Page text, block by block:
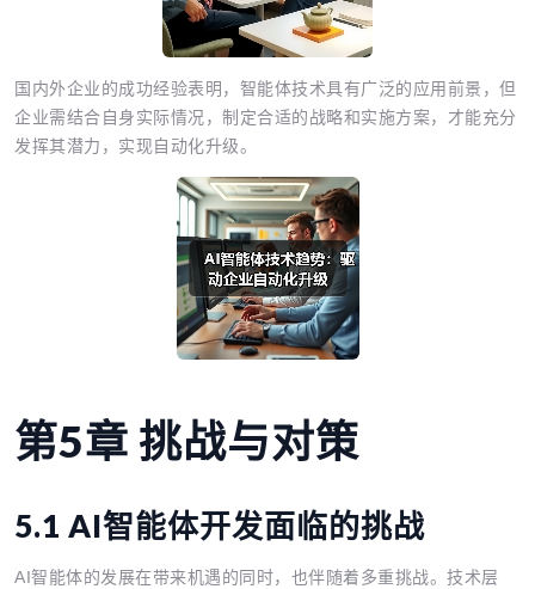
国内外企业的成功经验表明，智能体技术具有广泛的应用前景，但
企业需结合自身实际情况，制定合适的战略和实施方案，才能充分
发挥其潜力，实现自动化升级。
第5章 挑战与对策
5.1 AI智能体开发面临的挑战
AI智能体的发展在带来机遇的同时，也伴随着多重挑战。技术层